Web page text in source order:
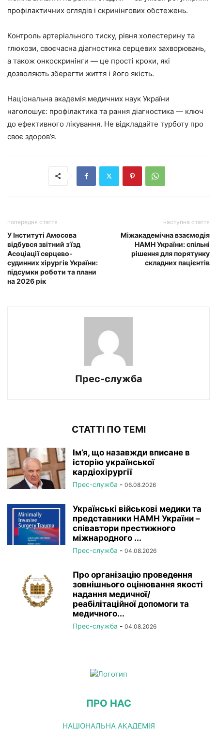
профілактичних оглядів і скринінгових обстежень.
Контроль артеріального тиску, рівня холестерину та
глюкози, своєчасна діагностика серцевих захворювань,
а також онкоскринінги — це прості кроки, які
дозволяють зберегти життя і його якість.
Національна академія медичних наук України
наголошує: профілактика та рання діагностика — ключ
до ефективного лікування. Не відкладайте турботу про
своє здоров’я.
попередня стаття
У Інституті Амосова
відбувся звітний з’їзд
Асоціації серцево-
судинних хірургів України:
підсумки роботи та плани
на 2026 рік
наступна стаття
Міжакадемічна взаємодія
НАМН України: спільні
рішення для порятунку
складних пацієнтів
Прес-служба
СТАТТІ ПО ТЕМІ
Ім’я, що назавжди вписане в
історію української
кардіохірургії
Прес-служба - 06.08.2026
Українські військові медики та
представники НАМН України –
співавтори престижного
міжнародного ...
Прес-служба - 04.08.2026
Про організацію проведення
зовнішнього оцінювання якості
надання медичної/
реабілітаційної допомоги та
медичного...
Прес-служба - 04.08.2026
ПРО НАС
НАЦІОНАЛЬНА АКАДЕМІЯ